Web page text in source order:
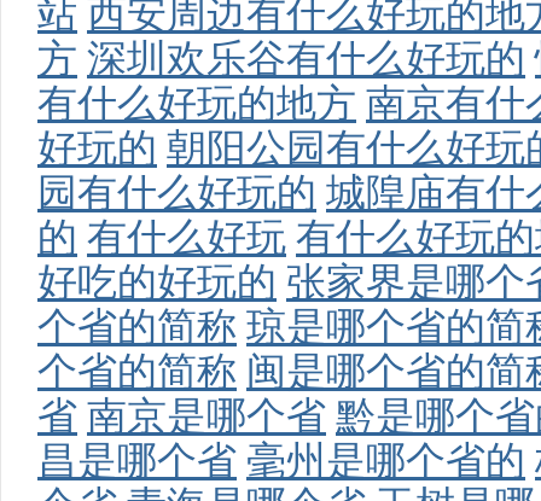
站 西安周边有什么好玩的地
方 深圳欢乐谷有什么好玩的
有什么好玩的地方 南京有什
好玩的 朝阳公园有什么好玩
园有什么好玩的 城隍庙有什
的 有什么好玩 有什么好玩
好吃的好玩的 张家界是哪个
个省的简称 琼是哪个省的简
个省的简称 闽是哪个省的简
省 南京是哪个省 黔是哪个
昌是哪个省 毫州是哪个省的